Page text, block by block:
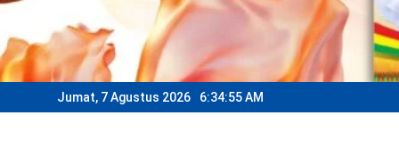
Jumat, 7 Agustus 2026 6:34:57 AM